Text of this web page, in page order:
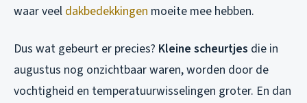
waar veel dakbedekkingen moeite mee hebben.
Dus wat gebeurt er precies? Kleine scheurtjes die in
augustus nog onzichtbaar waren, worden door de
vochtigheid en temperatuurwisselingen groter. En dan